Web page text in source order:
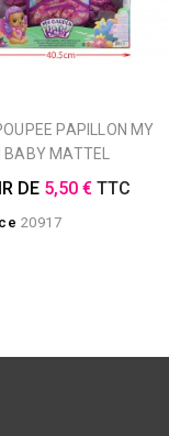
BABY MATTEL
DE 5,50 € TTC
20917